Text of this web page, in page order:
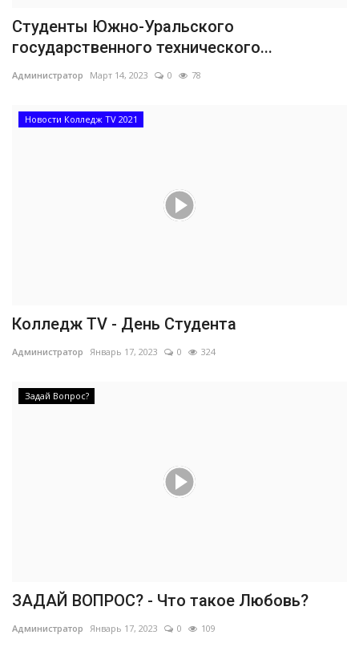
Студенты Южно-Уральского
государственного технического...
Администратор Март 14, 2023 0 78
Новости Колледж TV 2021
Колледж TV - День Студента
Администратор Январь 17, 2023 0 324
Задай Вопрос?
ЗАДАЙ ВОПРОС? - Что такое Любовь?
Администратор Январь 17, 2023 0 109